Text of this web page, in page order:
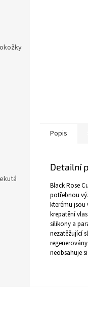
Popis
Detailní
Black Rose
potřebnou
kterému jsou
krepatění
silikony a
nezatěžující
neobsahuje